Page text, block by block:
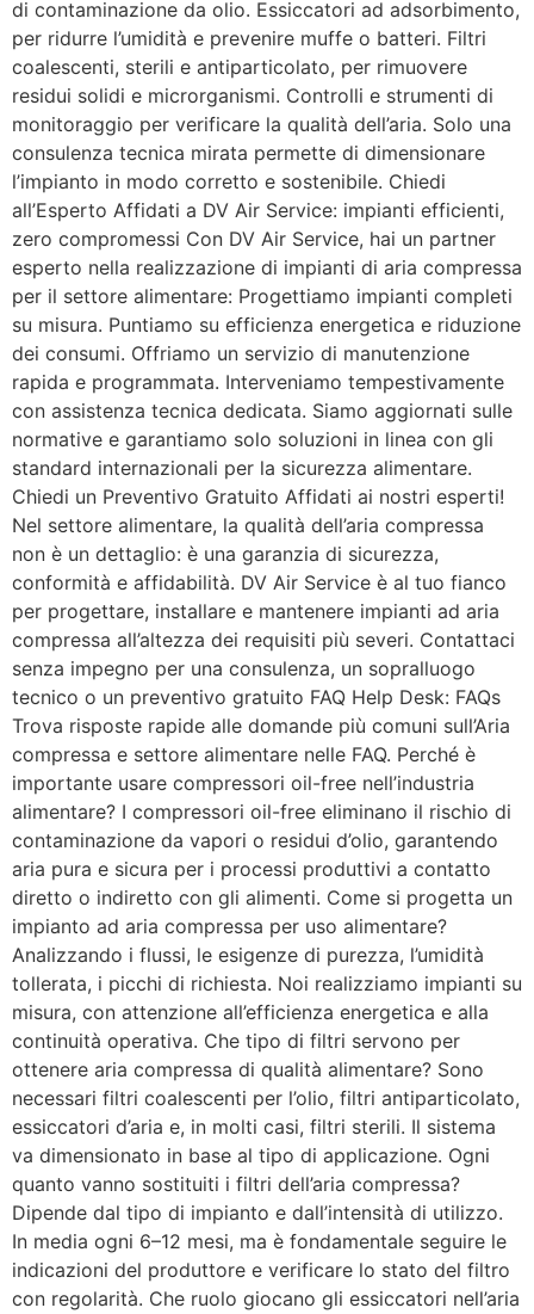
di contaminazione da olio. Essiccatori ad adsorbimento,
per ridurre l’umidità e prevenire muffe o batteri. Filtri
coalescenti, sterili e antiparticolato, per rimuovere
residui solidi e microrganismi. Controlli e strumenti di
monitoraggio per verificare la qualità dell’aria. Solo una
consulenza tecnica mirata permette di dimensionare
l’impianto in modo corretto e sostenibile. Chiedi
all’Esperto Affidati a DV Air Service: impianti efficienti,
zero compromessi Con DV Air Service, hai un partner
esperto nella realizzazione di impianti di aria compressa
per il settore alimentare: Progettiamo impianti completi
su misura. Puntiamo su efficienza energetica e riduzione
dei consumi. Offriamo un servizio di manutenzione
rapida e programmata. Interveniamo tempestivamente
con assistenza tecnica dedicata. Siamo aggiornati sulle
normative e garantiamo solo soluzioni in linea con gli
standard internazionali per la sicurezza alimentare.
Chiedi un Preventivo Gratuito Affidati ai nostri esperti!
Nel settore alimentare, la qualità dell’aria compressa
non è un dettaglio: è una garanzia di sicurezza,
conformità e affidabilità. DV Air Service è al tuo fianco
per progettare, installare e mantenere impianti ad aria
compressa all’altezza dei requisiti più severi. Contattaci
senza impegno per una consulenza, un sopralluogo
tecnico o un preventivo gratuito FAQ Help Desk: FAQs
Trova risposte rapide alle domande più comuni sull’Aria
compressa e settore alimentare nelle FAQ. Perché è
importante usare compressori oil-free nell’industria
alimentare? I compressori oil-free eliminano il rischio di
contaminazione da vapori o residui d’olio, garantendo
aria pura e sicura per i processi produttivi a contatto
diretto o indiretto con gli alimenti. Come si progetta un
impianto ad aria compressa per uso alimentare?
Analizzando i flussi, le esigenze di purezza, l’umidità
tollerata, i picchi di richiesta. Noi realizziamo impianti su
misura, con attenzione all’efficienza energetica e alla
continuità operativa. Che tipo di filtri servono per
ottenere aria compressa di qualità alimentare? Sono
necessari filtri coalescenti per l’olio, filtri antiparticolato,
essiccatori d’aria e, in molti casi, filtri sterili. Il sistema
va dimensionato in base al tipo di applicazione. Ogni
quanto vanno sostituiti i filtri dell’aria compressa?
Dipende dal tipo di impianto e dall’intensità di utilizzo.
In media ogni 6–12 mesi, ma è fondamentale seguire le
indicazioni del produttore e verificare lo stato del filtro
con regolarità. Che ruolo giocano gli essiccatori nell’aria